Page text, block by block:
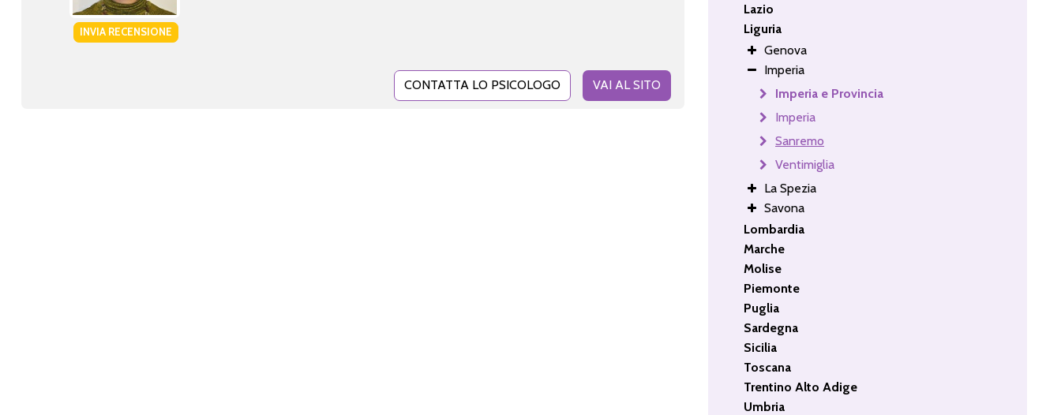
INVIA RECENSIONE
CONTATTA LO PSICOLOGO VAI AL SITO
Lazio
Liguria
Genova
Imperia
Imperia e Provincia
Imperia
Sanremo
Ventimiglia
La Spezia
Savona
Lombardia
Marche
Molise
Piemonte
Puglia
Sardegna
Sicilia
Toscana
Trentino Alto Adige
Umbria